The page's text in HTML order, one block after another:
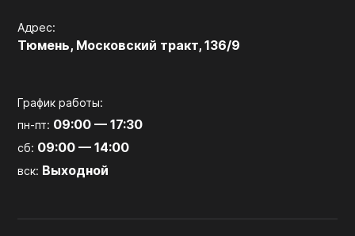
Адрес:
Тюмень, Московский тракт, 136/9
График работы:
пн-пт: 09:00 — 17:30
сб: 09:00 — 14:00
вск: Выходной